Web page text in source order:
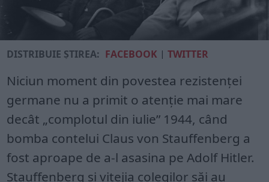
DISTRIBUIE ȘTIREA: FACEBOOK |TWITTER
Niciun moment din povestea rezistenței
germane nu a primit o atenție mai mare
decât „complotul din iulie” 1944, când
bomba contelui Claus von Stauffenberg a
fost aproape de a-l asasina pe Adolf Hitler.
Stauffenberg și vitejia colegilor săi au